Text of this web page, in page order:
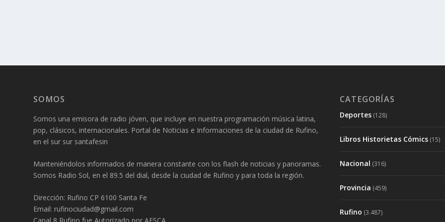
SOMOS
Somos una emisora de radio jóven, que incluye en nuestra programación música latina,
pop, clásicos, internacionales. Portal de Noticias e Informaciones de la ciudad de Rufino,
en el sur sur santafesin
Manteniéndolos informados de manera constante con los flash de noticias y panoramas.
Somos Radio Sol, en el 89.5 del dial, desde la ciudad de Rufino y para toda la región.
Dirección: Rufino CP 6100 Santa Fe
Email: rufinociudad@gmail.com
CATEGORÍAS
Deportes (128)
Libros Historietas Cómics (15)
Nacional (316)
Provincia (459)
Rufino (3.487)